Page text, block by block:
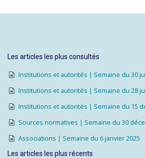
Les articles les plus consultés
Institutions et autorités | Semaine du 30
Institutions et autorités | Semaine du 28
Institutions et autorités | Semaine du 15
Sources normatives | Semaine du 30
Associations | Semaine du 6 janvier 2025
Les articles les plus récents